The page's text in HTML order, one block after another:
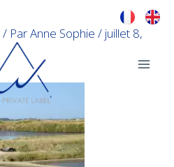
/ ParAnne Sophie / juillet 8,